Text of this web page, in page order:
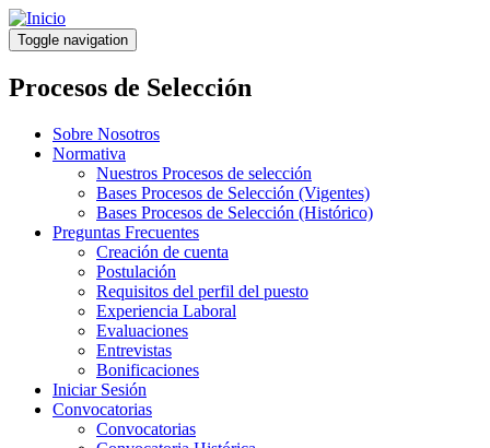
Pasar
al
contenido
principal
Toggle navigation
Procesos de Selección
Sobre Nosotros
Normativa
Nuestros Procesos de selección
Bases Procesos de Selección (Vigentes)
Bases Procesos de Selección (Histórico)
Preguntas Frecuentes
Creación de cuenta
Postulación
Requisitos del perfil del puesto
Experiencia Laboral
Evaluaciones
Entrevistas
Bonificaciones
Iniciar Sesión
Convocatorias
Convocatorias